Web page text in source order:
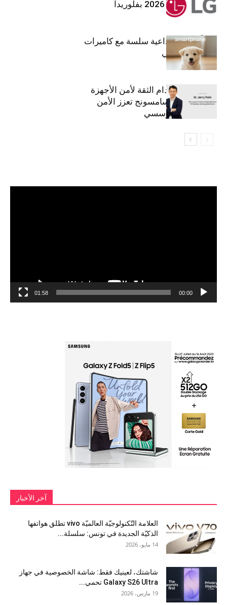
معرض (KBIS) 2026 بفلوريدا
قريباً: تجربة إبداعية سلسة مع كاميرات
أجهزة جالاكسي
استراتيجية انعدام الثقة لأمن الأجهزة
المحمولة من سامسونج تعزز الأمن
السيبراني المؤسسي
00:00
01:58
آخر الأخبار
العلامة التّكنولوجيّة العالميّة vivo تطلق هواتفها
الذكيّة الجديدة في تونس: سلسلة...
14 مايو، 2026
شاشتك، لعينيك فقط: شاشة الخصوصية في جهاز
Galaxy S26 Ultra تحمي...
19 مارس، 2026